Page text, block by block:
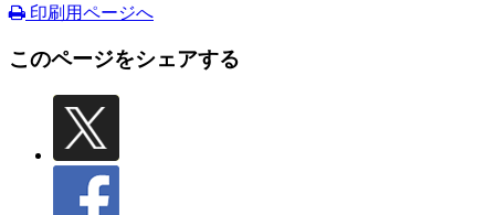
印刷用ページへ
このページをシェアする